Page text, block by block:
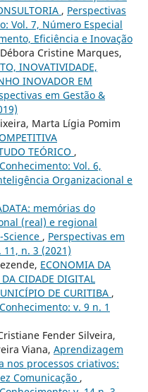
, Perspectivas
Vol. 7, Número Especial
Eficiência e Inovação
Cristine Marques,
INOVATIVIDADE,
INOVADOR EM
em Gestão &
Marta Lígia Pomim
TEÓRICO ,
Vol. 6,
Organizacional e
memórias do
(real) e regional
, Perspectivas em
n. 3 (2021)
ECONOMIA DA
CIDADE DIGITAL
DE CURITIBA ,
v. 9 n. 1
Fender Silveira,
Viana, Aprendizagem
nos processos criativos:
Comunicação ,